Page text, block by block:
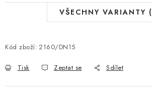
VŠECHNY VARIANTY
Kód zboží: 2160/DN15
Tisk Zeptat se Sdílet